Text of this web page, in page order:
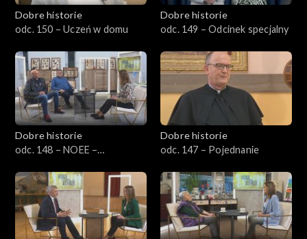
Dobre historie
odc. 150 – Uczeń w domu
Dobre historie
odc. 149 – Odcinek specjalny
Dobre historie
odc. 148 – NOEE –
Edukacji Ekologicznej
Dobre historie
odc. 147 – Pojednanie